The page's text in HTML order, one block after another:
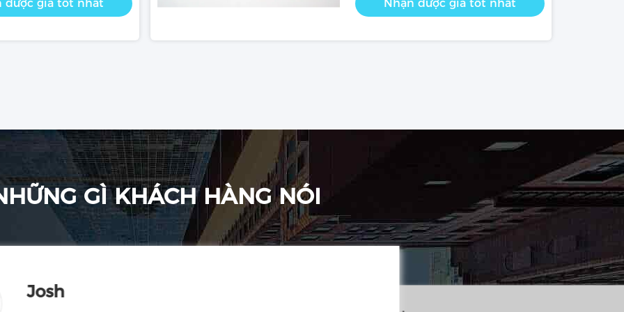
được giá tốt nhất Nhận được giá tốt nhất
GÌ KHÁCH HÀNG NÓI
Josh